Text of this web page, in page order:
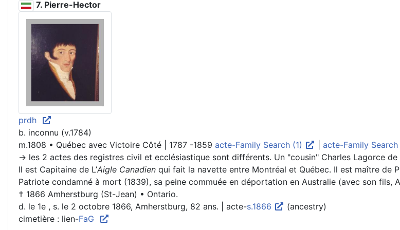
7. Pierre-Hector
prdh
b. inconnu (v.1784)
m.1808 • Québec avec Victoire Côté | 1787 -1859 acte-Family Search (1)
acte-Family
→ les 2 actes des registres civil et ecclésiastique sont différents. Un "cousin" Charles Lagorce de
Il est Capitaine de L’Aigle Canadien qui fait la navette entre Montréal et Québec. Il est maître de
Patriote condamné à mort (1839), sa peine commuée en déportation en Australie (avec son fils,
† 1866 Amherstburg (St-Jean) • Ontario.
d. le 1e , s. le 2 octobre 1866, Amherstburg, 82 ans. | acte-s.1866
(ancestry)
cimetière : lien-FaG